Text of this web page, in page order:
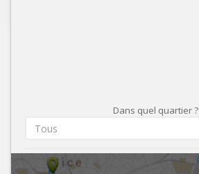
Dans quel quartier ?
Tous